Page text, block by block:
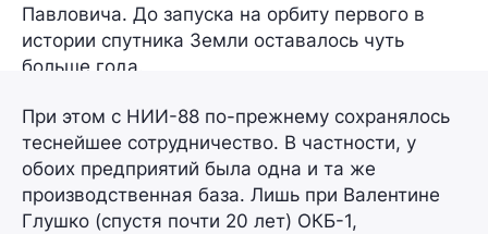
Павловича. До запуска на орбиту первого в
истории спутника Земли оставалось чуть
больше года.
При этом с НИИ-88 по-прежнему сохранялось
теснейшее сотрудничество. В частности, у
обоих предприятий была одна и та же
производственная база. Лишь при Валентине
Глушко (спустя почти 20 лет) ОКБ-1,